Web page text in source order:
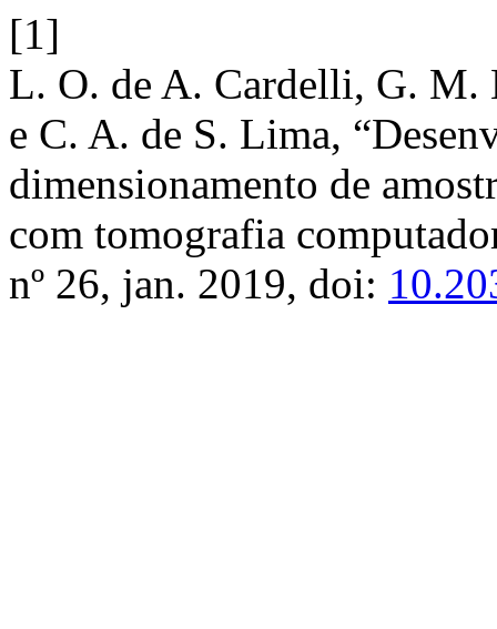
[1]
L. O. de A. Cardelli, G. M.
e C. A. de S. Lima,
dimensionamento de
com tomografia
nº 26, jan. 2019, doi: